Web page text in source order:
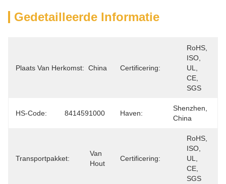
Gedetailleerde Informatie
Plaats Van Herkomst: China Certificering:
RoHS,
ISO,
UL,
CE,
SGS
HS-Code: 8414591000 Haven:
Shenzhen,
China
Transportpakket:
Van
Hout
Certificering:
RoHS,
ISO,
UL,
CE,
SGS